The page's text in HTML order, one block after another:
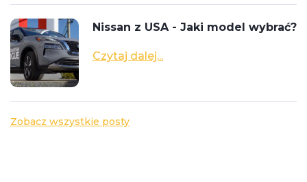
Nissan z USA - Jaki model wybrać?
Czytaj dalej...
Zobacz wszystkie posty